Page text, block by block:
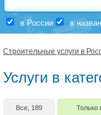
в России в
Строительные услуги в
Услуги в
Все, 189 Только